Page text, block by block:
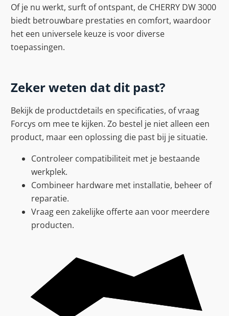
Of je nu werkt, surft of ontspant, de CHERRY DW 3000
biedt betrouwbare prestaties en comfort, waardoor
het een universele keuze is voor diverse
toepassingen.
Zeker weten dat dit past?
Bekijk de productdetails en specificaties, of vraag
Forcys om mee te kijken. Zo bestel je niet alleen een
product, maar een oplossing die past bij je situatie.
Controleer compatibiliteit met je bestaande
werkplek.
Combineer hardware met installatie, beheer of
reparatie.
Vraag een zakelijke offerte aan voor meerdere
producten.